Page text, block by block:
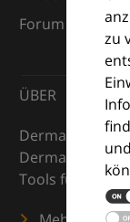
zu
Forum (EDF)
ÜBER
Dermatologie
Tools für den